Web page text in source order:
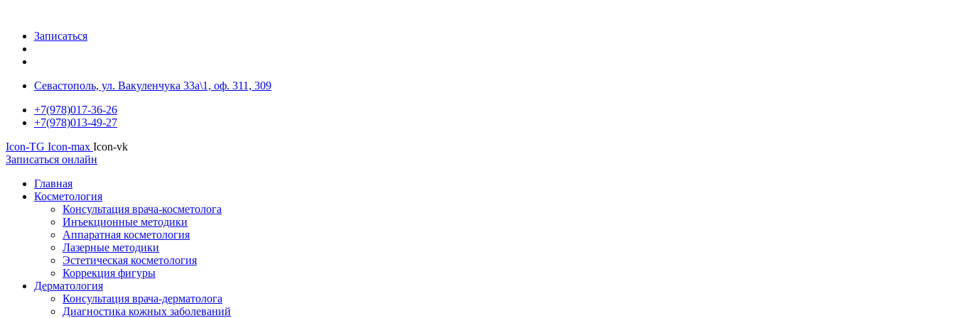
Записаться
Севастополь, ул. Вакуленчука 33а\1, оф. 311, 309
+7(978)017-36-26
+7(978)013-49-27
Icon-TG Icon-max Icon-vk
Записаться онлайн
Главная
Косметология
Консультация врача-косметолога
Инъекционные методики
Аппаратная косметология
Лазерные методики
Эстетическая косметология
Коррекция фигуры
Дерматология
Консультация врача-дерматолога
Диагностика кожных заболеваний